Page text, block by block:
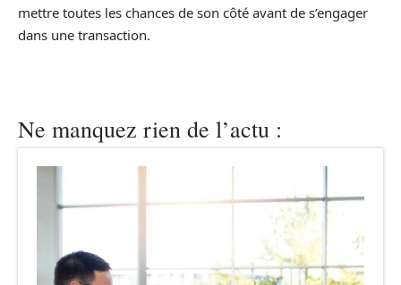
mettre toutes les chances de son côté avant de s’engager
dans une transaction.
Ne manquez rien de l’actu :